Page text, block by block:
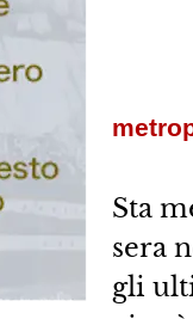
Sta
sera
gli